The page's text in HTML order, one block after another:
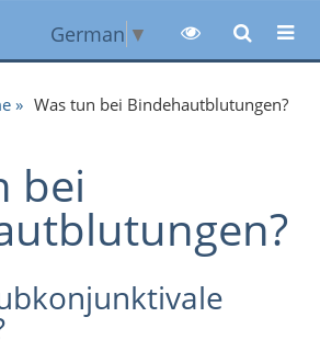
German ▼
Was tun bei Bindehautblutungen?
bei